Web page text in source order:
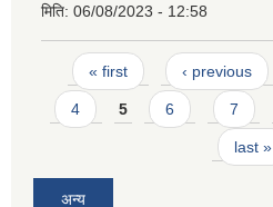
मिति: 06/08/2023 - 12:58
Pages
« first ‹ previous
4 5 6 7
last »
अन्य